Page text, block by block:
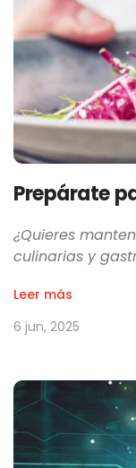
Prepárate
¿Quieres
culinarias y
Leer más
6 jun, 2025